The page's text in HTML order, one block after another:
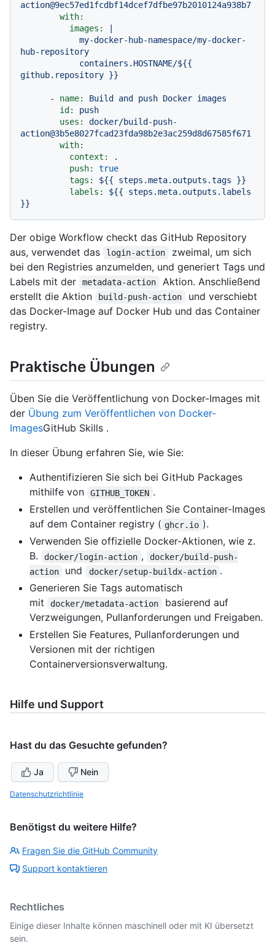
action@9ec57ed1fcdbf14dcef7dfbe97b2010124a938b7
with:
images:
hub-repository
- name: Build and push Docker images
id:
push
uses:
docker/build-push-
action@3b5e8027fcad23fda98b2e3ac259d8d67585f671
with:
context:
.
push:
true
tags:
${{ steps.meta.outputs.tags
}}
labels:
${{
steps.meta.outputs.labels
}}
Der obige Workflow checkt das GitHub Repository
aus, verwendet das
login-action
zweimal, um sich
bei den Registries anzumelden, und generiert Tags und
Labels mit der
metadata-action
Aktion. Anschließend
erstellt die Aktion
build-push-action
und verschiebt
das Docker-Image auf Docker Hub und das Container
registry.
Praktische Übungen
Üben Sie die Veröffentlichung von Docker-Images mit
der Übung zum Veröffentlichen von Docker-
ImagesGitHub Skills .
In dieser Übung erfahren Sie, wie Sie:
Authentifizieren Sie sich bei GitHub Packages
mithilfe von
GITHUB_TOKEN .
Erstellen und veröffentlichen Sie Container-Images
auf dem Container registry ( ghcr.io ).
Verwenden Sie offizielle Docker-Aktionen, wie z.
B.
docker/login-action ,
docker/build-push-
action
und docker/setup-buildx-action .
Generieren Sie Tags automatisch
mit
docker/metadata-action
basierend auf
Verzweigungen, Pullanforderungen und Freigaben.
Erstellen Sie Features, Pullanforderungen und
Versionen mit der richtigen
Containerversionsverwaltung.
Hilfe und Support
Hast du das Gesuchte gefunden?
Ja Nein
Datenschutzrichtlinie
Benötigst du weitere Hilfe?
Fragen Sie die GitHub Community
Support kontaktieren
Rechtliches
Einige dieser Inhalte können maschinell oder mit KI übersetzt
sein.